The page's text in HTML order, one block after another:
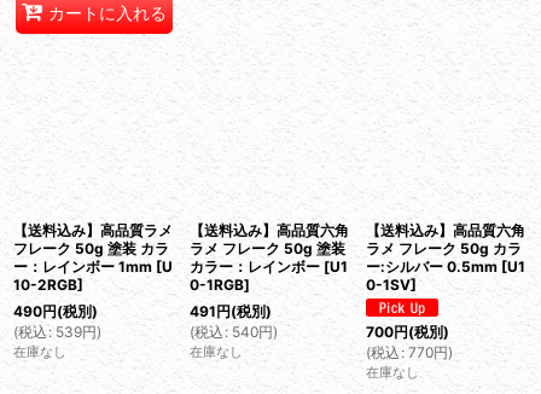
カートに入れる
【送料込み】高品質ラメ
フレーク 50g 塗装 カラ
ー：レインボー 1mm [U
10-2RGB]
490円(税別)
(税込: 539円)
在庫なし
【送料込み】高品質六角
ラメ フレーク 50g 塗装
カラー：レインボー [U1
0-1RGB]
491円(税別)
(税込 : 540円)
在庫なし
【送料込み】高品質六角
ラメ フレーク 50g カラ
ー:シルバー 0.5mm [U1
0-1SV]
700円(税別)
(税込 : 770円)
在庫なし